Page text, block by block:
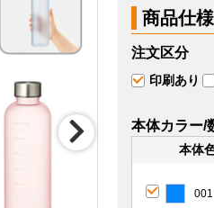
商品仕
注文区分
印刷あり
本体カラー/
本体